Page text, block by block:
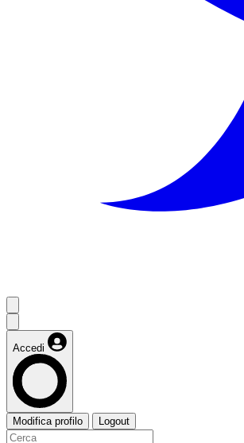
Accedi
Modifica profilo Logout